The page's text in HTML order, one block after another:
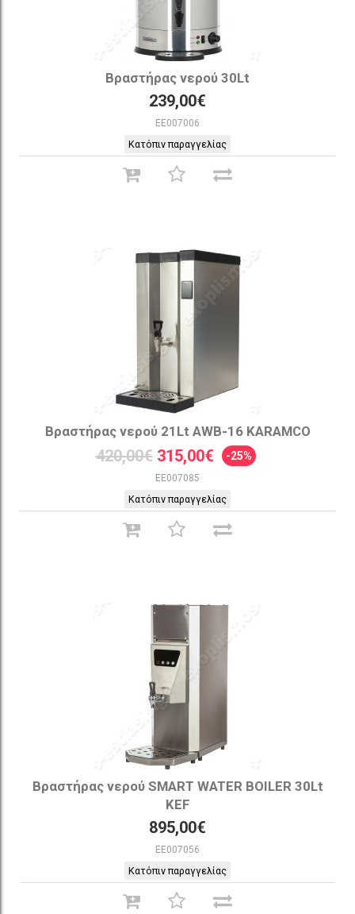
Βραστήρας νερού 30Lt
239,00€
EE007006
Κατόπιν παραγγελίας
Βραστήρας νερού 21Lt AWB-16 KARAMCO
420,00€ 315,00€ -25%
EE007085
Κατόπιν παραγγελίας
Βραστήρας νερού SMART WATER BOILER 30Lt
KEF
895,00€
EE007056
Κατόπιν παραγγελίας